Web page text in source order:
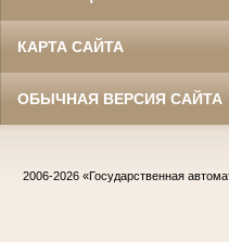
КАРТА САЙТА
ОБЫЧНАЯ ВЕРСИЯ САЙТА
2006-2026 «Государственная